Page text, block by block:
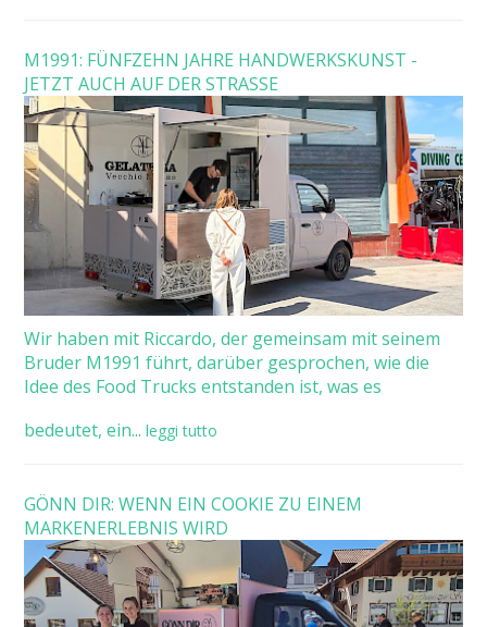
M1991: FÜNFZEHN JAHRE HANDWERKSKUNST -
JETZT AUCH AUF DER STRASSE
Wir haben mit Riccardo, der gemeinsam mit seinem
Bruder M1991 führt, darüber gesprochen, wie die
Idee des Food Trucks entstanden ist, was es
bedeutet, ein... leggi tutto
GÖNN DIR: WENN EIN COOKIE ZU EINEM
MARKENERLEBNIS WIRD